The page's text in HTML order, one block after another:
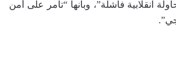
انقلابية فاشلة”، وبأنها “تآمر على أمن